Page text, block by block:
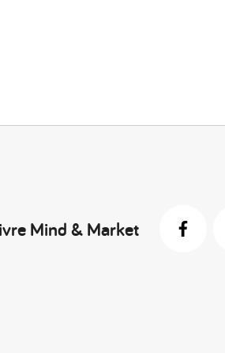
Mind & Market